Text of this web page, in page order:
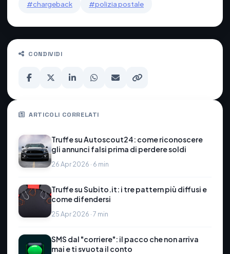
#chargeback #polizia postale
CONDIVIDI
ARTICOLI CORRELATI
Truffe su Autoscout24: come riconoscere
gli annunci falsi prima di perdere soldi
26 Apr 2026 · 6 min
Truffe su Subito.it: i tre pattern più diffusi e
come difendersi
25 Apr 2026 · 7 min
SMS dal "corriere": il pacco che non arriva
mai e ti svuota il conto